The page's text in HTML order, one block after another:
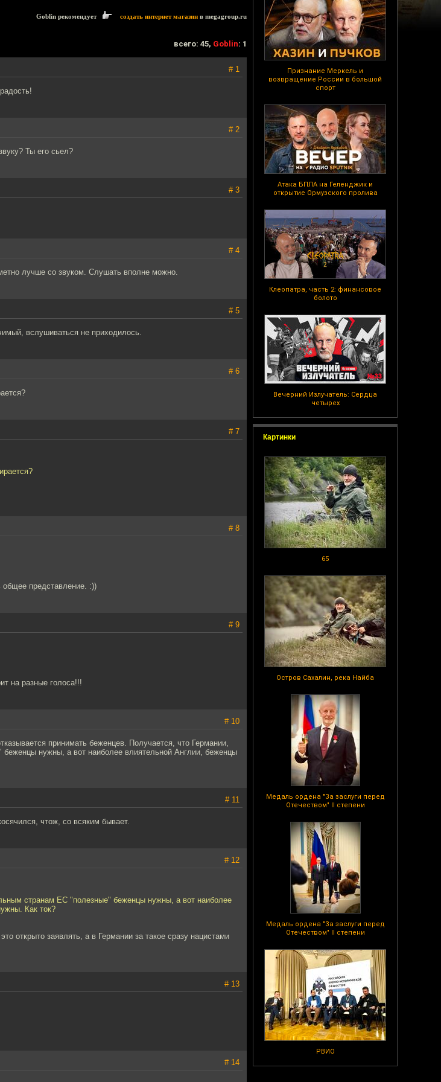
Признание Меркель и
возвращение России в большой
спорт
Атака БПЛА на Геленджик и
открытие Ормузского пролива
Клеопатра, часть 2: финансовое
болото
Вечерний Излучатель: Сердца
четырех
Картинки
65
Остров Сахалин, река Найба
Медаль ордена "За заслуги перед
Отечеством" II степени
Медаль ордена "За заслуги перед
Отечеством" II степени
РВИО
Goblin рекомендует создать интернет магазин в megagroup.ru
всего: 45, Goblin: 1
# 1
# 2
Ты его сьел?
# 3
# 4
лучше со звуком. Слушать вполне можно.
# 5
вслушиваться не приходилось.
# 6
# 7
# 8
общее представление. :))
# 9
на разные голоса!!!
# 10
принимать беженцев. Получается, что Германии,
нужны, а вот наиболее влиятельной Англии, беженцы
# 11
чтож, со всяким бывает.
# 12
странам ЕС "полезные" беженцы нужны, а вот наиболее
Как ток?
открыто заявлять, а в Германии за такое сразу нацистами
# 13
# 14